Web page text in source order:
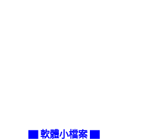
▇ 軟體小檔案 ▇